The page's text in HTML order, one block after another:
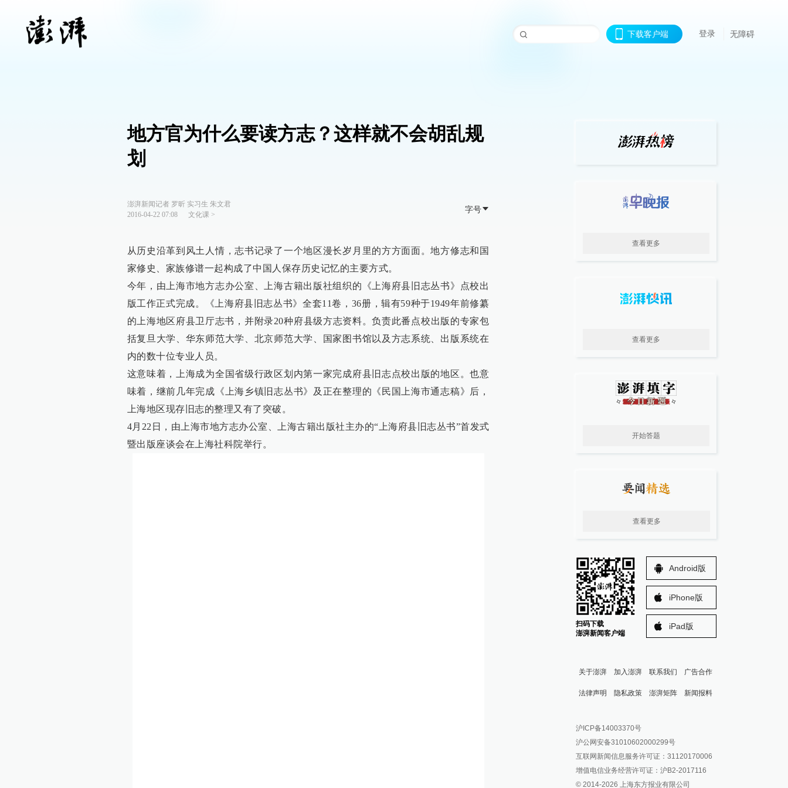
下载客户端 登录 无障碍
地方官为什么要读方志？这样就不会胡乱规
划
澎湃新闻记者 罗昕 实习生 朱文君
2016-04-22 07:08
文化课>
字号
从历史沿革到风土人情，志书记录了一个地区漫长岁月里的方方面面。地方修志和国
家修史、家族修谱一起构成了中国人保存历史记忆的主要方式。
今年，由上海市地方志办公室、上海古籍出版社组织的《上海府县旧志丛书》点校出
版工作正式完成。《上海府县旧志丛书》全套11卷，36册，辑有59种于1949年前修纂
的上海地区府县卫厅志书，并附录20种府县级方志资料。负责此番点校出版的专家包
括复旦大学、华东师范大学、北京师范大学、国家图书馆以及方志系统、出版系统在
内的数十位专业人员。
这意味着，上海成为全国省级行政区划内第一家完成府县旧志点校出版的地区。也意
味着，继前几年完成《上海乡镇旧志丛书》及正在整理的《民国上海市通志稿》后，
上海地区现存旧志的整理又有了突破。
4月22日，由上海市地方志办公室、上海古籍出版社主办的“上海府县旧志丛书”首发式
暨出版座谈会在上海社科院举行。
查看更多
查看更多
开始答题
查看更多
扫码下载
澎湃新闻客户端
Android版
iPhone版
iPad版
关于澎湃 加入澎湃 联系我们 广告合作
法律声明 隐私政策 澎湃矩阵
澎湃新闻公众号
澎湃新闻抖音号
派生万物开放平台
IP SHANGHAI
新闻报料
报料邮箱: news@thepaper.cn
沪ICP备14003370号
沪公网安备31010602000299号
互联网新闻信息服务许可证：31120170006
增值电信业务经营许可证：沪B2-2017116
© 2014-2026 上海东方报业有限公司